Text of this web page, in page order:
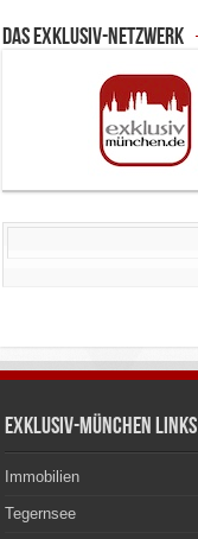
Das Exklusiv-Netzwerk
Exklusiv-München Links
Immobilien
Tegernsee